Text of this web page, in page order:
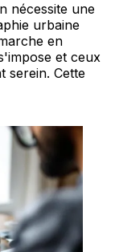
nécessite une
urbaine
en
et ceux
serein. Cette